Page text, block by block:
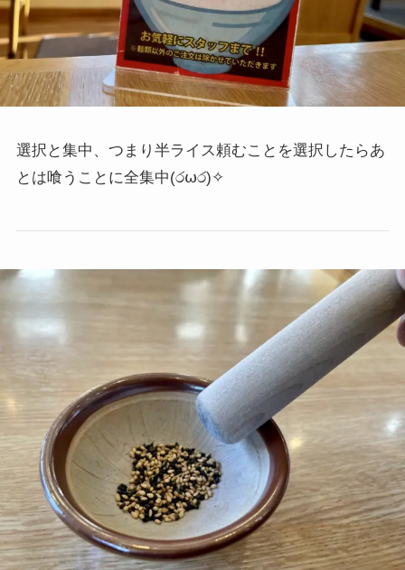
選択と集中、つまり半ライス頼むことを選択したらあ
とは喰うことに全集中(ර⍵ර)✧